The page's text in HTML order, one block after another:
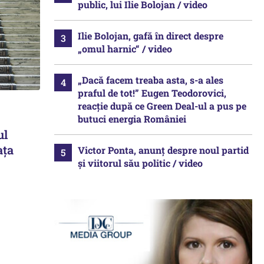
public, lui Ilie Bolojan / video
Ilie Bolojan, gafă în direct despre
„omul harnic“ / video
„Dacă facem treaba asta, s-a ales
praful de tot!” Eugen Teodorovici,
reacție după ce Green Deal-ul a pus pe
butuci energia României
Victor Ponta, anunț despre noul partid
și viitorul său politic / video